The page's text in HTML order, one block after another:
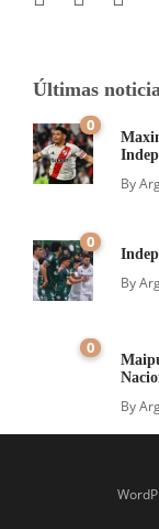
Últimas
0
By
0
By
0
By